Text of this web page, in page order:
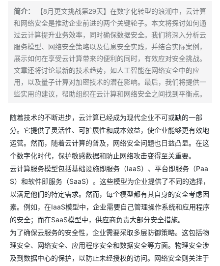
简介：
【8月更文挑战第29天】在数字化转型的浪潮中，云计算
和网络安全是推动企业前进的两个关键轮子。本文将探讨如何通
过云计算提升业务效率，同时确保数据安全。我们将深入分析云
服务模型、网络安全策略以及信息安全实践，并结合实际案例，
展示如何在享受云计算带来的便利的同时，有效应对安全挑战。
文章还将讨论最新的技术趋势，如人工智能在网络安全中的应
用，以及量子计算对加密技术的潜在影响。最后，我们将提供一
些实用的建议，帮助组织在云计算和网络安全之间找到平衡点。
随着技术的不断进步，云计算已经成为现代企业不可或缺的一部
分。它提供了灵活性、可扩展性和成本效益，使企业能够更有效地
运营。然而，随着云计算的普及，网络安全问题也日益凸显。在这
个数字化时代，保护敏感数据和防止网络攻击变得至关重要。
云计算服务模型包括基础设施即服务（IaaS）、平台即服务（Paa
S）和软件即服务（SaaS）。这些模型为企业提供了不同的选择，
以满足他们的特定需求。然而，每个模型都有其自身的安全考虑因
素。例如，在IaaS模型中，企业需要自己管理操作系统和应用程序
的安全；而在SaaS模型中，供应商负责大部分安全措施。
为了确保云服务的安全性，企业需要采取多层防御策略。这包括物
理安全、网络安全、应用程序安全和数据安全等方面。物理安全涉
及到数据中心的保护，以防止未经授权的访问。网络安全则关注于